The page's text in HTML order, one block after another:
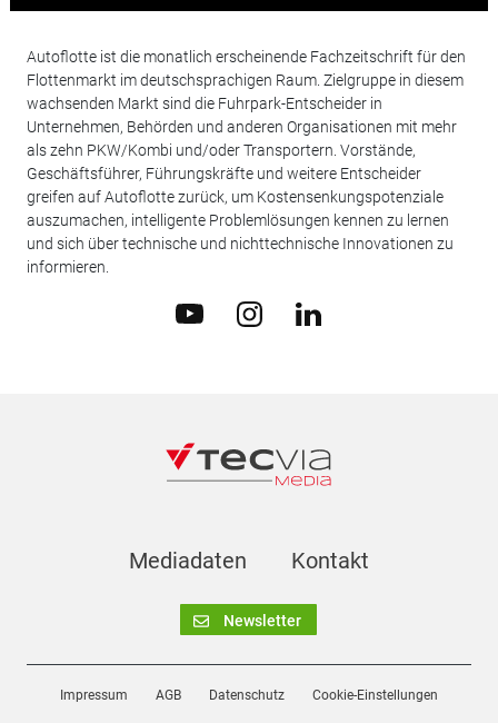
Autoflotte ist die monatlich erscheinende Fachzeitschrift für den
Flottenmarkt im deutschsprachigen Raum. Zielgruppe in diesem
wachsenden Markt sind die Fuhrpark-Entscheider in
Unternehmen, Behörden und anderen Organisationen mit mehr
als zehn PKW/Kombi und/oder Transportern. Vorstände,
Geschäftsführer, Führungskräfte und weitere Entscheider
greifen auf Autoflotte zurück, um Kostensenkungspotenziale
auszumachen, intelligente Problemlösungen kennen zu lernen
und sich über technische und nichttechnische Innovationen zu
informieren.
Mediadaten Kontakt
Newsletter
Impressum AGB Datenschutz Cookie-Einstellungen